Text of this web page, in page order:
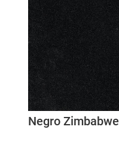
Negro Zimbabwe